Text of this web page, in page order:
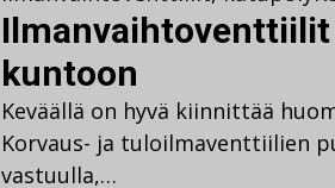
kuntoon
Keväällä on hyvä kiinnittää
Korvaus- ja tuloilmaventtiilien
vastuulla,…